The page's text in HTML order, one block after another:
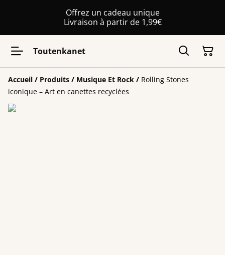
Offrez un cadeau unique
Livraison à partir de 1,99€
Toutenkanet
Accueil / Produits / Musique Et Rock / Rolling Stones
iconique – Art en canettes recyclées